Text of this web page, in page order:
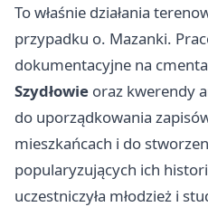
To właśnie działania
przypadku o. Mazanki.
dokumentacyjne na
Szydłowie oraz kwerendy
do uporządkowania
mieszkańcach i do
popularyzujących ich
uczestniczyła młodzież i